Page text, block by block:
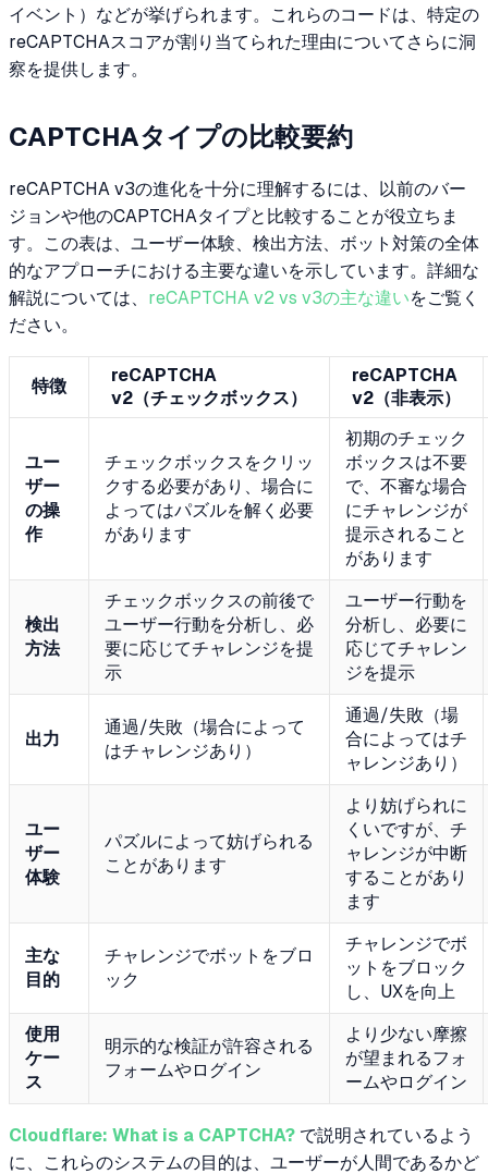
イベント）などが挙げられます。これらのコードは、特定の
reCAPTCHAスコアが割り当てられた理由についてさらに洞
察を提供します。
CAPTCHAタイプの比較要約
reCAPTCHA v3の進化を十分に理解するには、以前のバー
ジョンや他のCAPTCHAタイプと比較することが役立ちま
す。この表は、ユーザー体験、検出方法、ボット対策の全体
的なアプローチにおける主要な違いを示しています。詳細な
解説については、 reCAPTCHA v2 vs v3の主な違いをご覧く
ださい。
特徴
reCAPTCHA
v2（チェックボックス）
reCAPTCHA
v2（非表示）
ユー
ザー
の操
作
チェックボックスをクリッ
クする必要があり、場合に
よってはパズルを解く必要
があります
初期のチェック
ボックスは不要
で、不審な場合
にチャレンジが
提示されること
があります
検出
方法
チェックボックスの前後で
ユーザー行動を分析し、必
要に応じてチャレンジを提
示
ユーザー行動を
分析し、必要に
応じてチャレン
ジを提示
出力
通過/失敗（場合によって
はチャレンジあり）
通過/失敗（場
合によってはチ
ャレンジあり）
ユー
ザー
体験
パズルによって妨げられる
ことがあります
より妨げられに
くいですが、チ
ャレンジが中断
することがあり
ます
主な
目的
チャレンジでボットをブロ
ック
チャレンジでボ
ットをブロック
し、UXを向上
使用
ケー
ス
明示的な検証が許容される
フォームやログイン
より少ない摩擦
が望まれるフォ
ームやログイン
Cloudflare: What is a CAPTCHA? で説明されているよう
に、これらのシステムの目的は、ユーザーが人間であるかど